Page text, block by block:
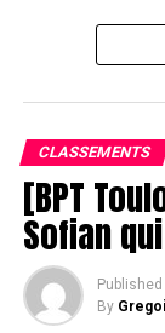
CLASSEMENTS
[BPT
Sofian
Published
By